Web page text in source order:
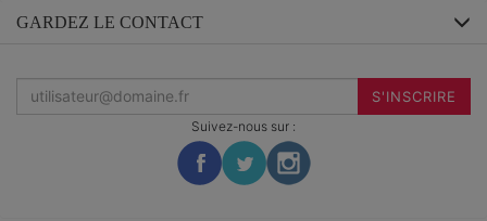
GARDEZ LE CONTACT
S'INSCRIRE
Suivez-nous sur :